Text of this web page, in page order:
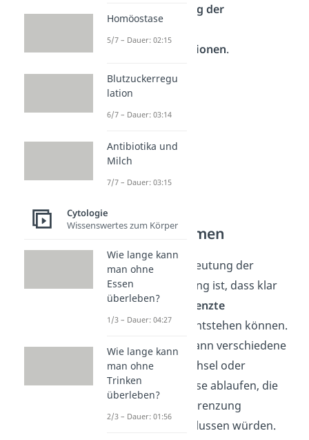
Beschleunigung der
Stoffwechselreaktionen.
Bildung von
Reaktionsräumen
Die wichtigste Bedeutung der
Kompartimentierung ist, dass klar
definierte, abgegrenzte
Reaktionsräume
entstehen können.
In ihnen können dann verschiedene
relevante Stoffwechsel oder
Entgiftungsprozesse ablaufen, die
sich ohne eine Abgrenzung
gegenseitig beeinflussen würden.
Homöostase
5/7 – Dauer: 02:15
Blutzuckerregu
lation
6/7 – Dauer: 03:14
Antibiotika und
Milch
7/7 – Dauer: 03:15
Cytologie
Wissenswertes zum Körper
Wie lange kann
man ohne
Essen
überleben?
1/3 – Dauer: 04:27
Wie lange kann
man ohne
Trinken
überleben?
2/3 – Dauer: 01:56